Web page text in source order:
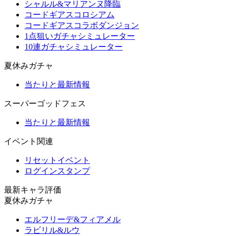
シャルル&マリアンヌ降臨
コードギアスコロシアム
コードギアスコラボダンジョン
1点狙いガチャシミュレーター
10連ガチャシミュレーター
夏休みガチャ
当たりと最新情報
スーパーゴッドフェス
当たりと最新情報
イベント関連
リセットイベント
ログインスタンプ
最新キャラ評価
夏休みガチャ
エルフリーデ&フィアメル
ラビリル&ルウ